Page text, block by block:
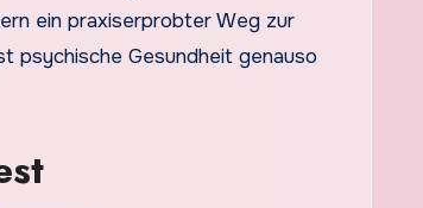
ein praxiserprobter Weg zur
psychische Gesundheit genauso